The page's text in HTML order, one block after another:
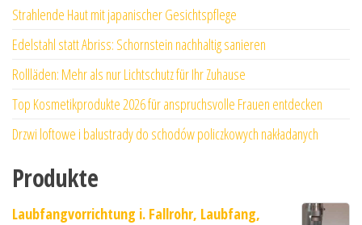
Strahlende Haut mit japanischer Gesichtspflege
Edelstahl statt Abriss: Schornstein nachhaltig sanieren
Rollläden: Mehr als nur Lichtschutz für Ihr Zuhause
Top Kosmetikprodukte 2026 für anspruchsvolle Frauen entdecken
Drzwi loftowe i balustrady do schodów policzkowych nakładanych
Produkte
Laubfangvorrichtung i. Fallrohr, Laubfang,